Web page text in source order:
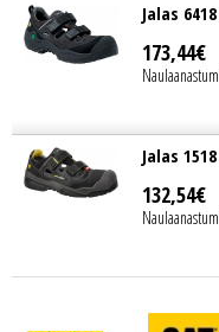
Jalas
173,44€
Jalas
132,54€